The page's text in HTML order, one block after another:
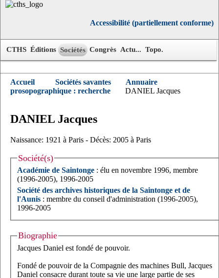
Accessibilité (partiellement conforme)
CTHS Éditions Sociétés Congrès Actu... Topo.
Accueil Sociétés savantes
Annuaire
prosopographique : recherche
DANIEL Jacques
DANIEL Jacques
Naissance: 1921 à Paris - Décès: 2005 à Paris
Société(s)
Académie de Saintonge : élu en novembre 1996, membre
(1996-2005), 1996-2005
Société des archives historiques de la Saintonge et de
l'Aunis : membre du conseil d'administration (1996-2005),
1996-2005
Biographie
Jacques Daniel est fondé de pouvoir.
Fondé de pouvoir de la Compagnie des machines Bull, Jacques
Daniel consacre durant toute sa vie une large partie de ses